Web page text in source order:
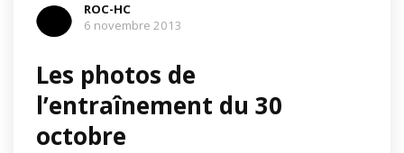
ROC-HC
6 novembre 2013
Les photos de
l’entraînement du 30
octobre